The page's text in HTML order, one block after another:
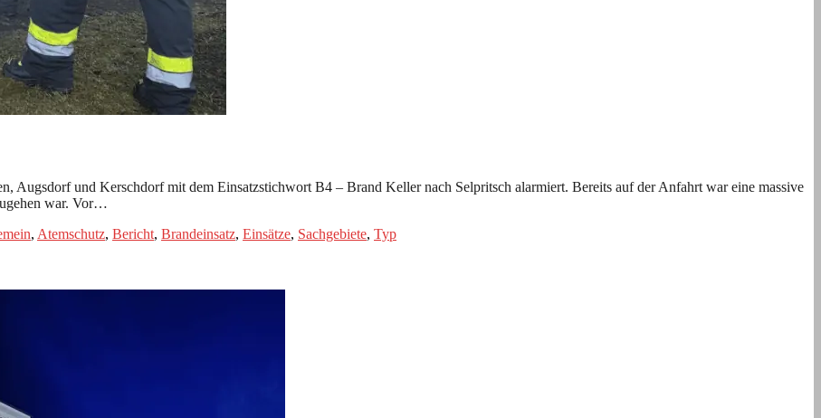
Augsdorf und Kerschdorf mit dem Einsatzstichwort B4 – Brand Keller nach Selpritsch alarmiert. Bereits auf der Anfahrt war eine massive
war. Vor…
, Atemschutz, Bericht, Brandeinsatz, Einsätze, Sachgebiete, Typ